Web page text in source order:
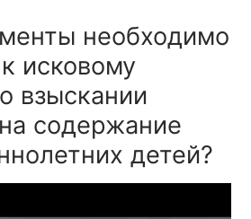
необходимо
исковому
взыскании
содержание
детей?